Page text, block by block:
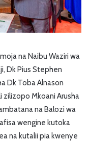
na Naibu Waziri wa
Dk Pius Stephen
Dk Toba Alnason
zilizopo Mkoani Arusha
na Balozi wa
wengine kutoka
na kutalii pia kwenye